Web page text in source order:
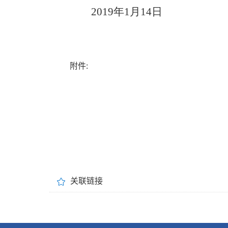
2019年1月14日
附件:
关联链接